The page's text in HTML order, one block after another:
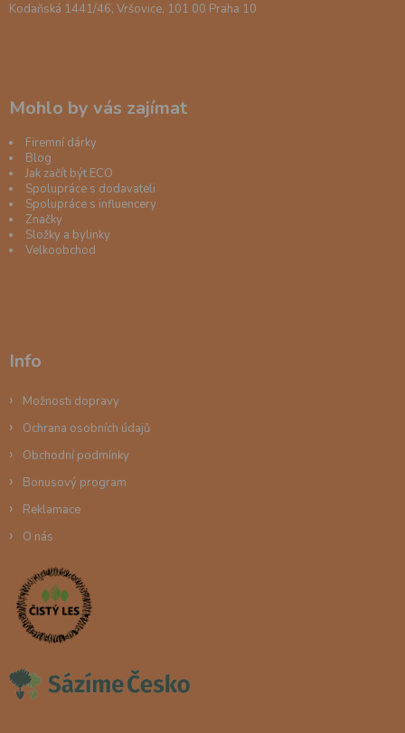
Kodaňská 1441/46, Vršovice, 101 00 Praha 10
Mohlo by vás zajímat
Firemní dárky
Blog
Jak začít být ECO
Spolupráce s dodavateli
Spolupráce s influencery
Značky
Složky a bylinky
Velkoobchod
Info
Možnosti dopravy
Ochrana osobních údajů
Obchodní podmínky
Bonusový program
Reklamace
O nás